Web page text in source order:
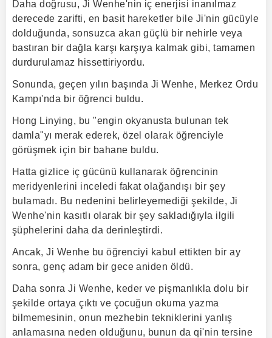
Daha doğrusu, Ji Wenhe'nin iç enerjisi inanılmaz
derecede zarifti, en basit hareketler bile Ji'nin gücüyle
dolduğunda, sonsuzca akan güçlü bir nehirle veya
bastıran bir dağla karşı karşıya kalmak gibi, tamamen
durdurulamaz hissettiriyordu.
Sonunda, geçen yılın başında Ji Wenhe, Merkez Ordu
Kampı'nda bir öğrenci buldu.
Hong Linying, bu "engin okyanusta bulunan tek
damla"yı merak ederek, özel olarak öğrenciyle
görüşmek için bir bahane buldu.
Hatta gizlice iç gücünü kullanarak öğrencinin
meridyenlerini inceledi fakat olağandışı bir şey
bulamadı. Bu nedenini belirleyemediği şekilde, Ji
Wenhe'nin kasıtlı olarak bir şey sakladığıyla ilgili
şüphelerini daha da derinleştirdi.
Ancak, Ji Wenhe bu öğrenciyi kabul ettikten bir ay
sonra, genç adam bir gece aniden öldü.
Daha sonra Ji Wenhe, keder ve pişmanlıkla dolu bir
şekilde ortaya çıktı ve çocuğun okuma yazma
bilmemesinin, onun mezhebin tekniklerini yanlış
anlamasına neden olduğunu, bunun da qi'nin tersine